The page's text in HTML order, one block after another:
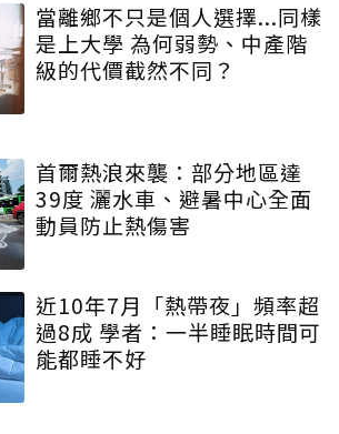
當離鄉不只是個人選擇...同樣
是上大學 為何弱勢、中產階
級的代價截然不同？
首爾熱浪來襲：部分地區達
39度 灑水車、避暑中心全面
動員防止熱傷害
近10年7月「熱帶夜」頻率超
過8成 學者：一半睡眠時間可
能都睡不好